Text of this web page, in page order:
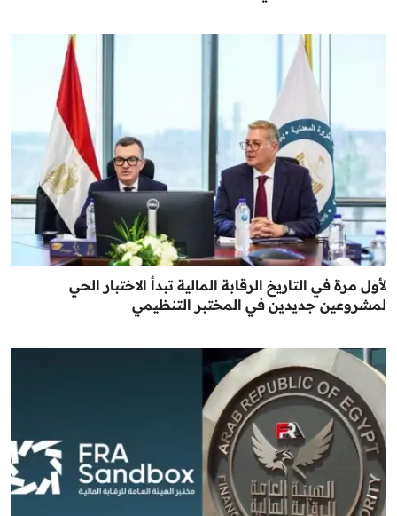
لأول مرة في التاريخ الرقابة المالية تبدأ الاختبار الحي
لمشروعين جديدين في المختبر التنظيمي